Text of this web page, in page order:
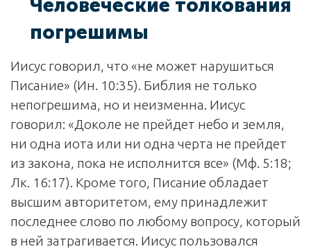
Человеческие толкования
погрешимы
Иисус говорил, что «не может нарушиться
Писание» (Ин. 10:35). Библия не только
непогрешима, но и неизменна. Иисус
говорил: «Доколе не прейдет небо и земля,
ни одна иота или ни одна черта не прейдет
из закона, пока не исполнится все» (Мф. 5:18;
Лк. 16:17). Кроме того, Писание обладает
высшим авторитетом, ему принадлежит
последнее слово по любому вопросу, который
в ней затрагивается. Иисус пользовался